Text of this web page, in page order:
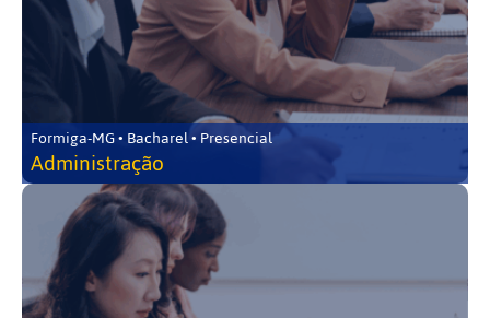
Formiga-MG • Bacharel • Presencial
Administração